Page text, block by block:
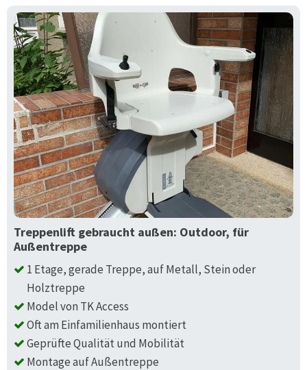
Treppenlift gebraucht außen: Outdoor, für
Außentreppe
1 Etage, gerade Treppe, auf Metall, Stein oder
Holztreppe
Model von TK Access
Oft am Einfamilienhaus montiert
Geprüfte Qualität und Mobilität
Montage auf Außentreppe